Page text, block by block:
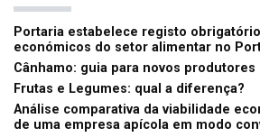
Portaria estabelece registo
económicos do setor alimentar no
Cânhamo: guia para novos produtores
Frutas e Legumes: qual a diferença?
Análise comparativa da viabilidade
de uma empresa apícola em modo